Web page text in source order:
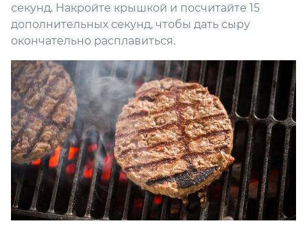
секунд. Накройте крышкой и посчитайте 15
дополнительных секунд, чтобы дать сыру
окончательно расплавиться.